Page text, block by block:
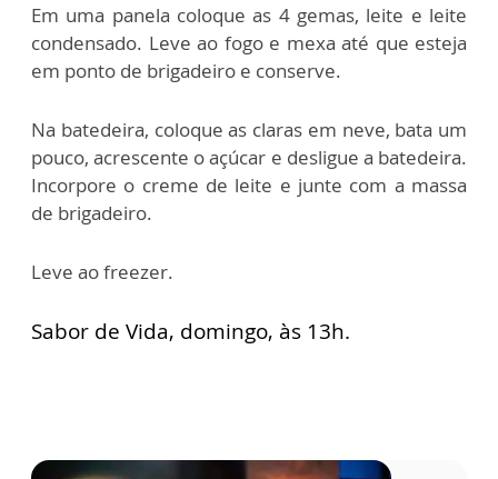
Em uma panela coloque as 4 gemas, leite e leite
condensado. Leve ao fogo e mexa até que esteja
em ponto de brigadeiro e conserve.
Na batedeira, coloque as claras em neve, bata um
pouco, acrescente o açúcar e desligue a batedeira.
Incorpore o creme de leite e junte com a massa
de brigadeiro.
Leve ao freezer.
Sabor de Vida, domingo, às 13h.